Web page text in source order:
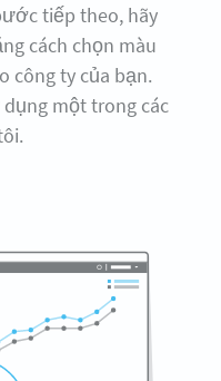
tiếp theo, hãy
cách chọn màu
công ty của bạn.
một trong các